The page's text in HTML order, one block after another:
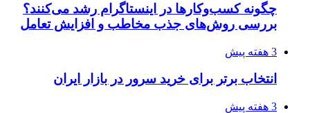
چگونه کسب‌وکارها در اینستاگرام رشد می‌کنند؟
بررسی روش‌های جذب مخاطب و افزایش تعامل
3 هفته پیش
انتخاب برتر برای خرید سرور در بازار ایران
3 هفته پیش